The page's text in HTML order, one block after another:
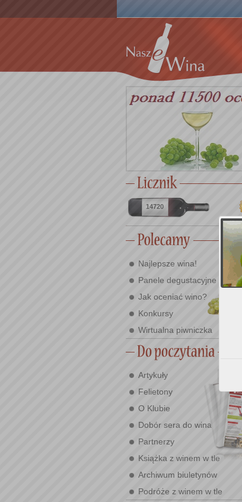
14720
Najlepsze wina!
Panele degustacyjne
Jak oceniać wino?
Konkursy
Wirtualna piwniczka
Artykuły
Felietony
O Klubie
Dobór sera do wina
Partnerzy
Książka z winem w tle
Archiwum biuletynów
Podróże z winem w tle